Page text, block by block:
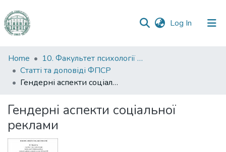
Log In (current)
Communities
&
Collections
Statistics
Home
10. Факультет психології та соціальної роботи
Статті та доповіді ФПСР
Гендерні аспекти соціальної реклами
Гендерні аспекти соціальної
реклами